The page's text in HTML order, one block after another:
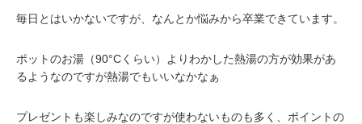
毎日とはいかないですが、なんとか悩みから卒業できています。
ポットのお湯（90°Cくらい）よりわかした熱湯の方が効果があ
るようなのですが熱湯でもいいなかなぁ
プレゼントも楽しみなのですが使わないものも多く、ポイントの